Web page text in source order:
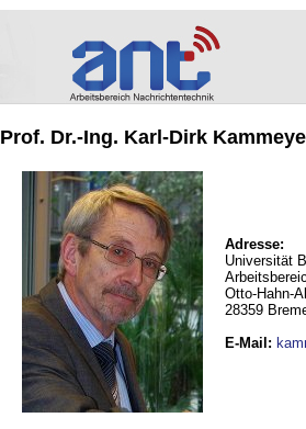
Prof. Dr.-Ing. Karl-Dirk
Adresse:
Universität
Otto-Hahn-
28359
E-Mail :